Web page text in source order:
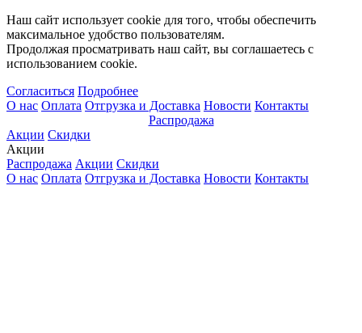
Наш сайт использует cookie для того, чтобы обеспечить
максимальное удобство пользователям.
Продолжая просматривать наш сайт, вы соглашаетесь с
использованием cookie.
Согласиться Подробнее
О нас Оплата Отгрузка и Доставка Новости Контакты
Распродажа
Акции Скидки
Акции
Распродажа Акции Скидки
О нас Оплата Отгрузка и Доставка Новости Контакты